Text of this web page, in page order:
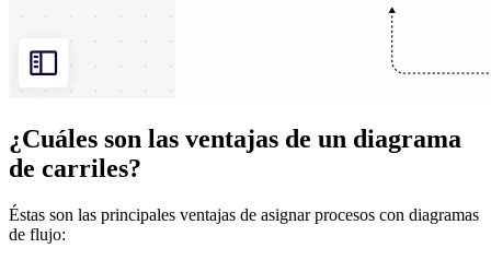
¿Cuáles son las ventajas de un diagrama
de carriles?
Éstas son las principales ventajas de asignar procesos con diagramas
de flujo: